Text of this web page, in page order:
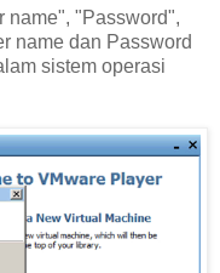
name", "Password",
name dan Password
sistem operasi